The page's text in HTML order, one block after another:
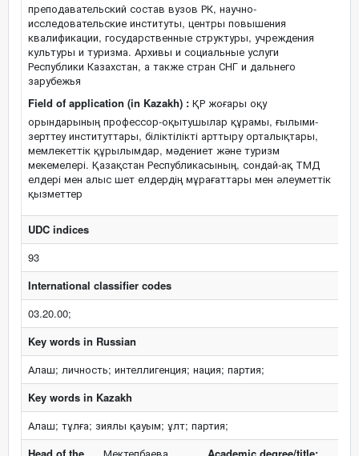
преподавательский состав вузов РК, научно-
исследовательские институты, центры повышения
квалификации, государственные структуры, учреждения
культуры и туризма. Архивы и социальные услуги
Республики Казахстан, а также стран СНГ и дальнего
зарубежья
Field of application (in Kazakh) : ҚР жоғары оқу
орындарының профессор-оқытушылар құрамы, ғылыми-
зерттеу институттары, біліктілікті арттыру орталықтары,
мемлекеттік құрылымдар, мәдениет және туризм
мекемелері. Қазақстан Республикасының, сондай-ақ ТМД
елдері мен алыс шет елдердің мұрағаттары мен әлеуметтік
қызметтер
UDC indices
93
International classifier codes
03.20.00;
Key words in Russian
Алаш; личность; интеллигенция; нация; партия;
Key words in Kazakh
Алаш; тұлға; зиялы қауым; ұлт; партия;